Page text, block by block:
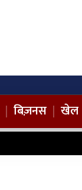
| बिज़नस | खेल